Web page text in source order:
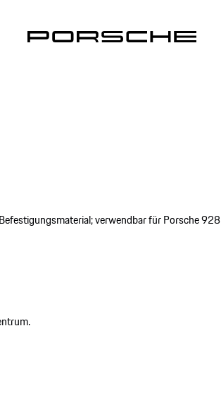
verwendbar für Porsche 928